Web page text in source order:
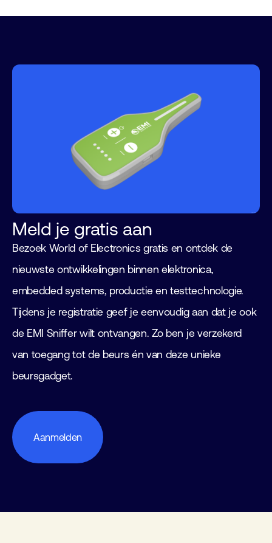
Meld je gratis aan
Bezoek World of Electronics gratis en ontdek de
nieuwste ontwikkelingen binnen elektronica,
embedded systems, productie en testtechnologie.
Tijdens je registratie geef je eenvoudig aan dat je ook
de EMI Sniffer wilt ontvangen. Zo ben je verzekerd
van toegang tot de beurs én van deze unieke
beursgadget.
Aanmelden